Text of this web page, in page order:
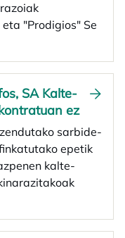
"Prodigios" Se
SA Kalte-
ez
sarbide-
epetik
kalte-